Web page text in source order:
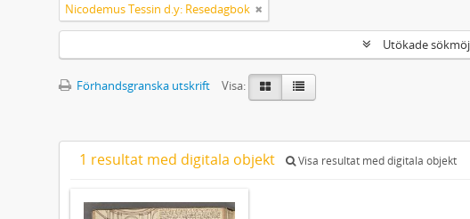
Nicodemus Tessin d.y: Resedagbok
Utökade
Förhandsgranska utskrift
Visa:
1 resultat med digitala objekt Visa resultat med digitala objekt